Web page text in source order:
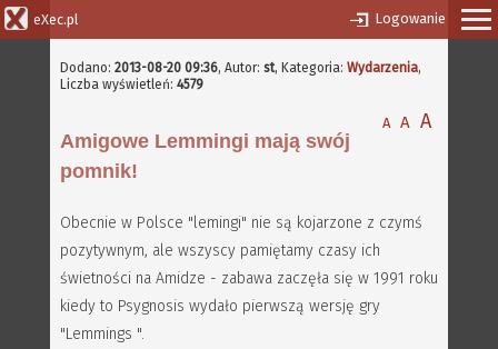
eXec.pl Logowanie
Dodano: 2013-08-20 09:36, Autor: st, Kategoria: Wydarzenia,
Liczba wyświetleń: 4579
A A A
Amigowe Lemmingi mają swój
pomnik!
Obecnie w Polsce "lemingi" nie są kojarzone z czymś
pozytywnym, ale wszyscy pamiętamy czasy ich
świetności na Amidze - zabawa zaczęła się w 1991 roku
kiedy to Psygnosis wydało pierwszą wersję gry
"Lemmings ".